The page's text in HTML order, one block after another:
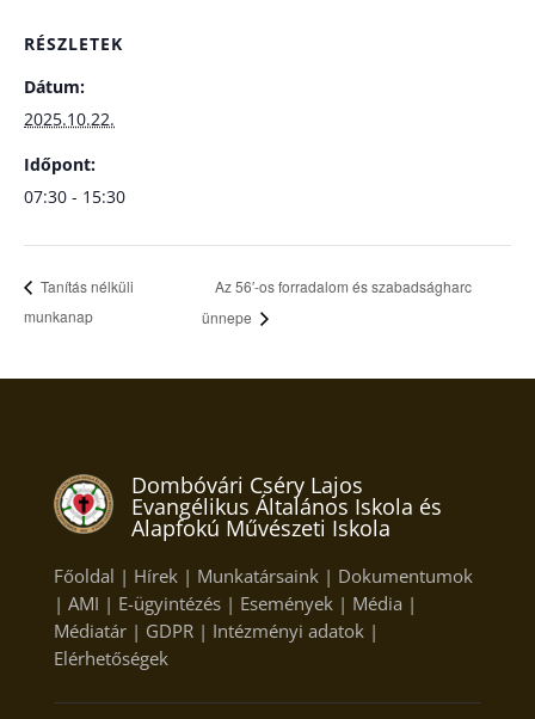
RÉSZLETEK
Dátum:
2025.10.22.
Időpont:
07:30 - 15:30
Tanítás nélküli
munkanap
Az 56′-os forradalom és szabadságharc
ünnepe
Dombóvári Cséry Lajos
Evangélikus Általános Iskola és
Alapfokú Művészeti Iskola
Főoldal | Hírek| Munkatársaink| Dokumentumok
| AMI | E-ügyintézés| Események| Média |
Médiatár| GDPR| Intézményi adatok|
Elérhetőségek